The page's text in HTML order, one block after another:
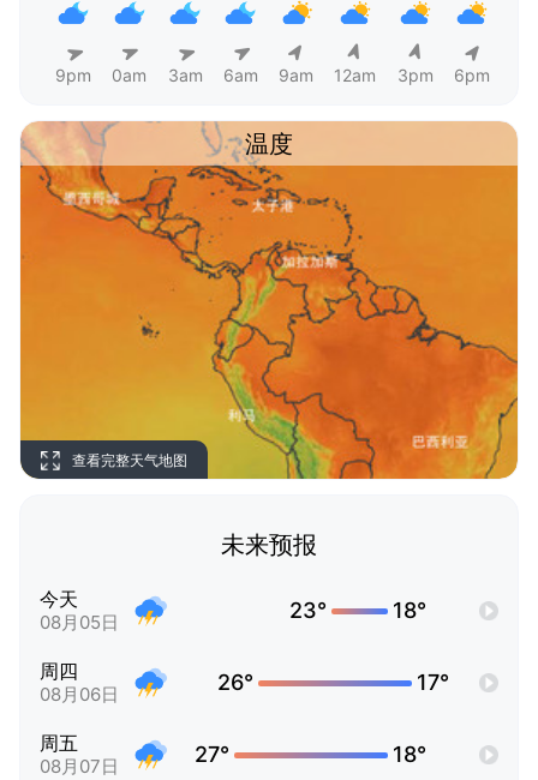
9pm 0am 3am 6am 9am 12am 3pm 6pm
温度
查看完整天气地图
未来预报
今天
08月05日 23° 18°
周四
08月06日 26° 17°
周五
08月07日 27° 18°